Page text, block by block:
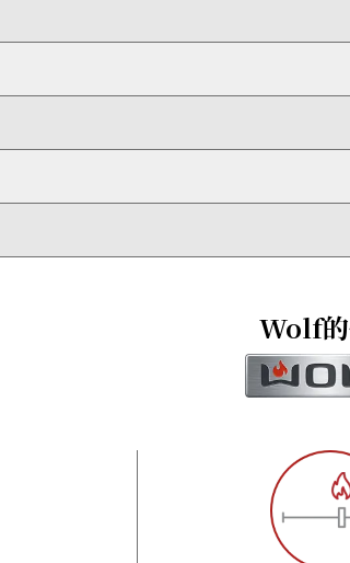
。能快速調校至高溫猛火或低溫文火，更有
不會在煮食過程中浪費或流失。
則能快速加熱，熱力亦均勻分佈，令操作更安全
服務。
533 毫米
（特強火力模式）
Wolf